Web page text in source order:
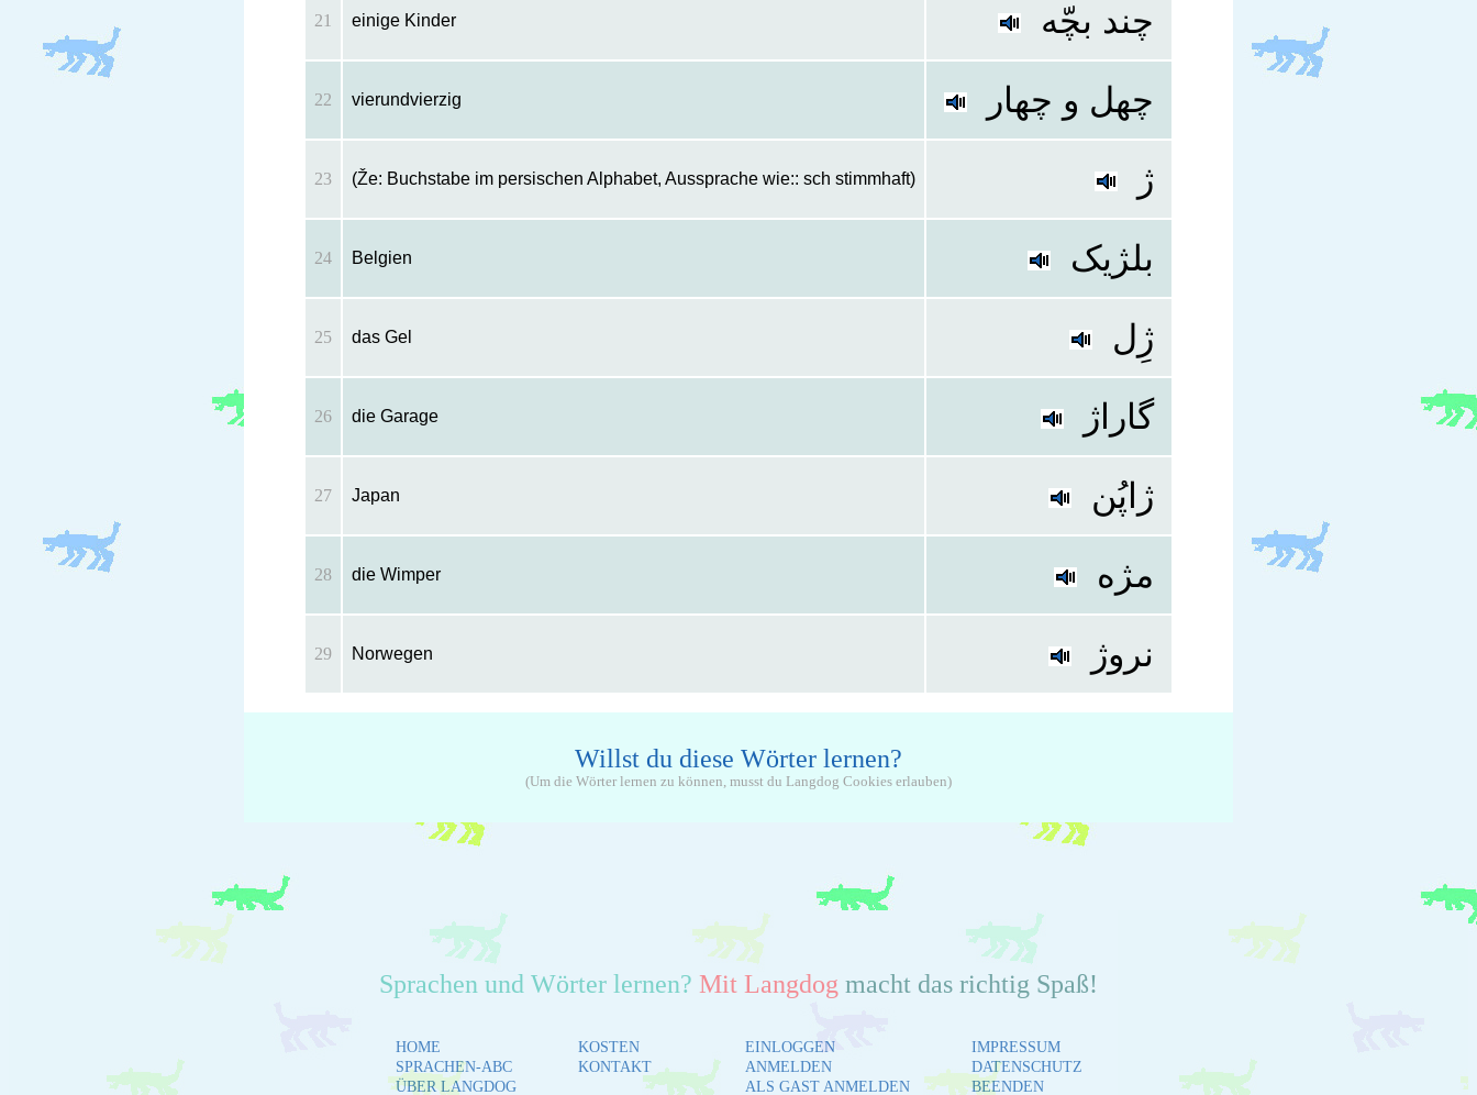
21 einige Kinder چند بچّه
22 vierundvierzig چهل و چهار
23 (Že: Buchstabe im persischen Alphabet, Aussprache wie:: sch stimmhaft) ژ
24 Belgien بلژیک
25 das Gel ژِل
26 die Garage گاراژ
27 Japan ژاپُن
28 die Wimper مژه
29 Norwegen نروژ
Willst du diese Wörter lernen?
(Um die Wörter lernen zu können, musst du Langdog Cookies erlauben)
Sprachen und Wörter lernen? Mit Langdog macht das richtig Spaß!
HOME
SPRACHEN-ABC
ÜBER LANGDOG
KOSTEN
KONTAKT
EINLOGGEN
ANMELDEN
ALS GAST ANMELDEN
IMPRESSUM
DATENSCHUTZ
BEENDEN